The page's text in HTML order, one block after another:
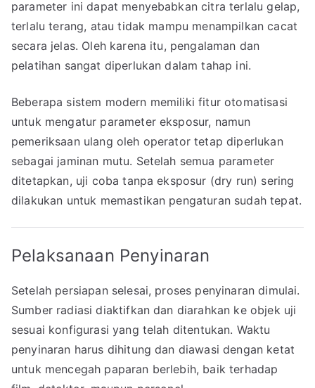
parameter ini dapat menyebabkan citra terlalu gelap,
terlalu terang, atau tidak mampu menampilkan cacat
secara jelas. Oleh karena itu, pengalaman dan
pelatihan sangat diperlukan dalam tahap ini.
Beberapa sistem modern memiliki fitur otomatisasi
untuk mengatur parameter eksposur, namun
pemeriksaan ulang oleh operator tetap diperlukan
sebagai jaminan mutu. Setelah semua parameter
ditetapkan, uji coba tanpa eksposur (dry run) sering
dilakukan untuk memastikan pengaturan sudah tepat.
Pelaksanaan Penyinaran
Setelah persiapan selesai, proses penyinaran dimulai.
Sumber radiasi diaktifkan dan diarahkan ke objek uji
sesuai konfigurasi yang telah ditentukan. Waktu
penyinaran harus dihitung dan diawasi dengan ketat
untuk mencegah paparan berlebih, baik terhadap